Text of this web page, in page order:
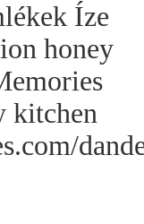
Íze
honey
kitchen